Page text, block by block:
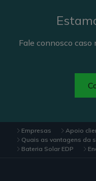
Fale connosco
Empresas
Apoio
Quais as vantagens da
Bateria Solar EDP